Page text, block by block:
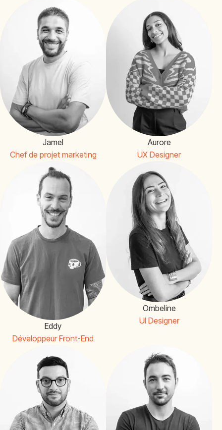
Jamel
Chef de projet marketing
Aurore
UX Designer
Eddy
Développeur Front-End
Ombeline
UI Designer